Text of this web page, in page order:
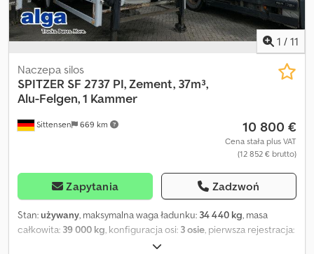
1 / 11
Sittensen 669 km
Naczepa silos
SPITZER SF 2737 PI, Zement, 37m³,
Alu-Felgen, 1 Kammer
10 800 €
Cena stała plus VAT
(12 852 € brutto)
Zapytania Zadzwoń
Stan:używany, maksymalna waga ładunku: 34 440 kg, masa
całkowita: 39 000 kg, konfiguracja osi: 3 osie, pierwsza rejestracja:
, objętość przestrzeni ładunkowej: